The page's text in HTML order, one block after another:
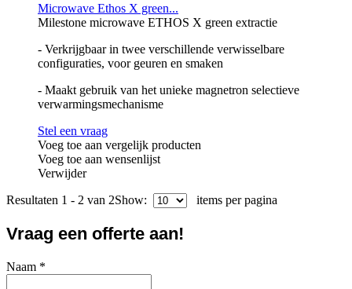
Microwave Ethos X green...
Milestone microwave ETHOS X green extractie
- Verkrijgbaar in twee verschillende verwisselbare
configuraties, voor geuren en smaken
- Maakt gebruik van het unieke magnetron selectieve
verwarmingsmechanisme
Stel een vraag
Voeg toe aan vergelijk producten
Voeg toe aan wensenlijst
Verwijder
Resultaten 1 - 2 van 2Show: items per pagina
Vraag een offerte aan!
Naam *